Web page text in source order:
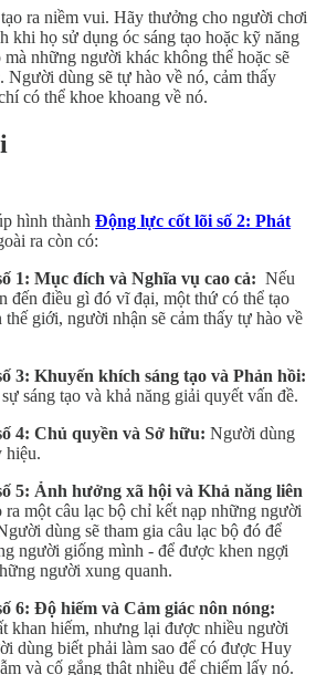
ra niềm vui. Hãy thưởng cho người chơi
khi họ sử dụng óc sáng tạo hoặc kỹ năng
những người khác không thể hoặc sẽ
Người dùng sẽ tự hào về nó, cảm thấy
có thể khoe khoang về nó.
hình thành Động lực cốt lõi số 2: Phát
ra còn có:
1: Mục đích và Nghĩa vụ cao cả: Nếu
đến điều gì đó vĩ đại, một thứ có thể tạo
thế giới, người nhận sẽ cảm thấy tự hào về
3: Khuyến khích sáng tạo và Phản hồi:
sáng tạo và khả năng giải quyết vấn đề.
4: Chủ quyền và Sở hữu: Người dùng
hiệu.
5: Ảnh hưởng xã hội và Khả năng liên
ra một câu lạc bộ chỉ kết nạp những người
dùng sẽ tham gia câu lạc bộ đó để
người giống mình - để được khen ngợi
người xung quanh.
6: Độ hiếm và Cảm giác nôn nóng:
khan hiếm, nhưng lại được nhiều người
dùng biết phải làm sao để có được Huy
và cố gắng thật nhiều để chiếm lấy nó.